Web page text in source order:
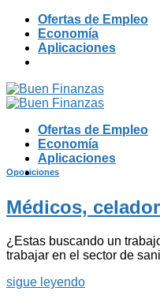
Skip
content
Ofertas de Empleo
Economía
Aplicaciones
Ofertas de Empleo
Economía
Aplicaciones
Oposiciones
Médicos,
¿Estas buscando un
trabajar en el sector de
sigue leyendo